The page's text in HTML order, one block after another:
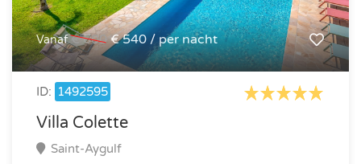
Vanaf € 600€ 540 / per nacht
ID: 1492595
Villa Colette
Saint-Aygulf